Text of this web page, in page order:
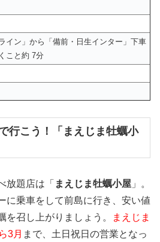
イン」から「備前・日生インター」下車
こと約 7分
行こう！「まえじま牡蠣小
放題店は「 まえじま牡蠣小屋 」。
に乗車をして前島に行き、安い値
を召し上がりましょう。
まえじま
3月 まで、土日祝日の営業となっ